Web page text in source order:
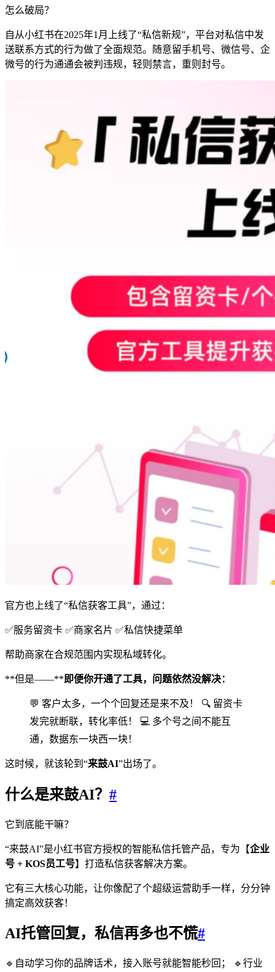
怎么破局？
自从小红书在2025年1月上线了“私信新规”，平台对私信中发
送联系方式的行为做了全面规范。随意留手机号、微信号、企
微号的行为通通会被判违规，轻则禁言，重则封号。
官方也上线了“私信获客工具”，通过：
✅服务留资卡 ✅商家名片 ✅私信快捷菜单
帮助商家在合规范围内实现私域转化。
**但是——** 即便你开通了工具，问题依然没解决：
💬 客户太多，一个个回复还是来不及！ 🔍 留资卡
发完就断联，转化率低！ 💻 多个号之间不能互
通，数据东一块西一块！
这时候，就该轮到“来鼓AI”出场了。
什么是来鼓AI？ #
它到底能干嘛？
“来鼓AI”是小红书官方授权的智能私信托管产品，专为【企业
号 + KOS员工号】打造私信获客解决方案。
它有三大核心功能，让你像配了个超级运营助手一样，分分钟
搞定高效获客！
AI托管回复，私信再多也不慌#
🔹自动学习你的品牌话术，接入账号就能智能秒回； 🔹行业